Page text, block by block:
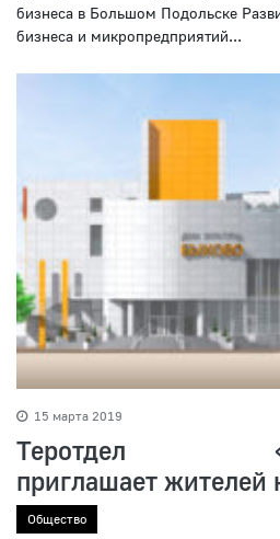
бизнеса в Большом Подольске
бизнеса и микропредприятий...
15 марта 2019
Теротдел
приглашает жителей
Общество